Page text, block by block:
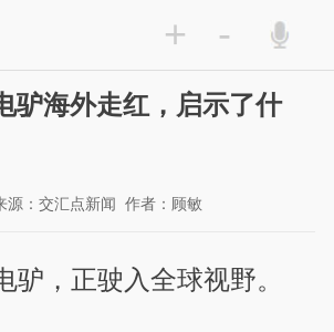
+ -
驴海外走红，启示了什
源：交汇点新闻 作者：顾敏
驴，正驶入全球视野。